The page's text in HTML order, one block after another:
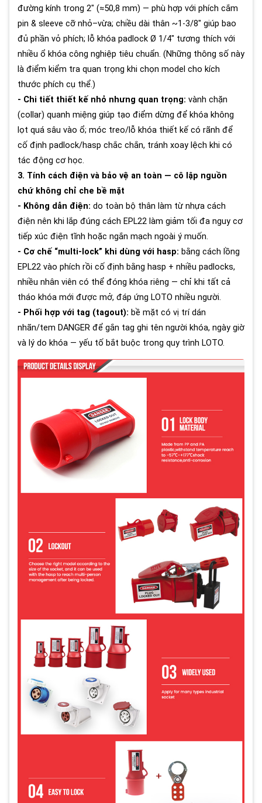
đường kính trong 2" (≈50,8 mm) — phù hợp với phích cắm
pin & sleeve cỡ nhỏ–vừa; chiều dài thân ~1-3/8" giúp bao
đủ phần vỏ phích; lỗ khóa padlock Ø 1/4" tương thích với
nhiều ổ khóa công nghiệp tiêu chuẩn. (Những thông số này
là điểm kiểm tra quan trọng khi chọn model cho kích
thước phích cụ thể.)
- Chi tiết thiết kế nhỏ nhưng quan trọng: vành chặn
(collar) quanh miệng giúp tạo điểm dừng để khóa không
lọt quá sâu vào ổ; móc treo/lỗ khóa thiết kế có rãnh để
cố định padlock/hasp chắc chắn, tránh xoay lệch khi có
tác động cơ học.
3. Tính cách điện và bảo vệ an toàn — cô lập nguồn
chứ không chỉ che bề mặt
- Không dẫn điện: do toàn bộ thân làm từ nhựa cách
điện nên khi lắp đúng cách EPL22 làm giảm tối đa nguy cơ
tiếp xúc điện tĩnh hoặc ngắn mạch ngoài ý muốn.
- Cơ chế “multi-lock” khi dùng với hasp: bằng cách lồng
EPL22 vào phích rồi cố định bằng hasp + nhiều padlocks,
nhiều nhân viên có thể đóng khóa riêng — chỉ khi tất cả
tháo khóa mới được mở, đáp ứng LOTO nhiều người.
- Phối hợp với tag (tagout): bề mặt có vị trí dán
nhãn/tem DANGER để gắn tag ghi tên người khóa, ngày giờ
và lý do khóa — yếu tố bắt buộc trong quy trình LOTO.